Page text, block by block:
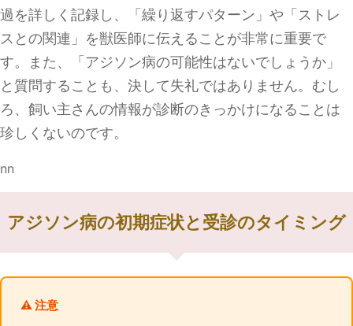
過を詳しく記録し、「繰り返すパターン」や「ストレ
スとの関連」を獣医師に伝えることが非常に重要で
す。また、「アジソン病の可能性はないでしょうか」
と質問することも、決して失礼ではありません。むし
ろ、飼い主さんの情報が診断のきっかけになることは
珍しくないのです。
nn
アジソン病の初期症状と受診のタイミング
⚠️ 注意